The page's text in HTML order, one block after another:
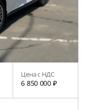
Цена с НДС
6 850 000 ₽